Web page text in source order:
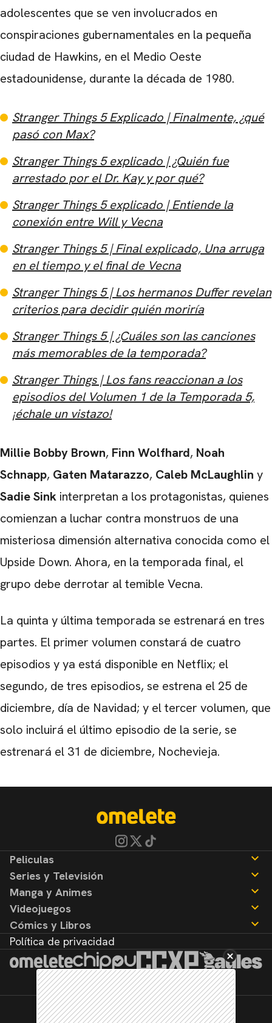
adolescentes que se ven involucrados en
conspiraciones gubernamentales en la pequeña
ciudad de Hawkins, en el Medio Oeste
estadounidense, durante la década de 1980.
Stranger Things 5 ​​Explicado | Finalmente, ¿qué
pasó con Max?
Stranger Things 5 ​​explicado | ¿Quién fue
arrestado por el Dr. Kay y por qué?
Stranger Things 5 ​​explicado | Entiende la
conexión entre Will y Vecna
Stranger Things 5 ​​| Final explicado, Una arruga
en el tiempo y el final de Vecna
Stranger Things 5 ​​| Los hermanos Duffer revelan
criterios para decidir quién moriría
Stranger Things 5 ​​| ¿Cuáles son las canciones
más memorables de la temporada?
Stranger Things | Los fans reaccionan a los
episodios del Volumen 1 de la Temporada 5,
¡échale un vistazo!
Millie Bobby Brown, Finn Wolfhard, Noah
Schnapp, Gaten Matarazzo, Caleb McLaughlin y
Sadie Sink interpretan a los protagonistas, quienes
comienzan a luchar contra monstruos de una
misteriosa dimensión alternativa conocida como el
Upside Down. Ahora, en la temporada final, el
grupo debe derrotar al temible Vecna.
La quinta y última temporada se estrenará en tres
partes. El primer volumen constará de cuatro
episodios y ya está disponible en Netflix; el
segundo, de tres episodios, se estrena el 25 de
diciembre, día de Navidad; y el tercer volumen, que
solo incluirá el último episodio de la serie, se
estrenará el 31 de diciembre, Nochevieja.
CARREGANDO PUBLICIDADE
Peliculas
Noticias
Reseñas
Series y Televisión
Noticias
Reseñas
Manga y Animes
Noticias
Reseñas
Videojuegos
Noticias
Reseñas
Cómics y Libros
Noticias
Reseñas
Política de privacidad
©2026. Todos los derechos reservados.